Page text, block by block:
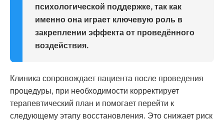
психологической поддержке, так как
именно она играет ключевую роль в
закреплении эффекта от проведённого
воздействия.
Клиника сопровождает пациента после проведения
процедуры, при необходимости корректирует
терапевтический план и помогает перейти к
следующему этапу восстановления. Это снижает риск